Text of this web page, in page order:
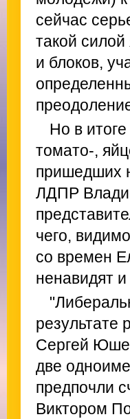
сейчас
такой
и блоков,
Но в
томато-,
пришедших
ЛДПР
чего,
со времен
ненавидят
результате
Сергей
две
предпочли
Виктором